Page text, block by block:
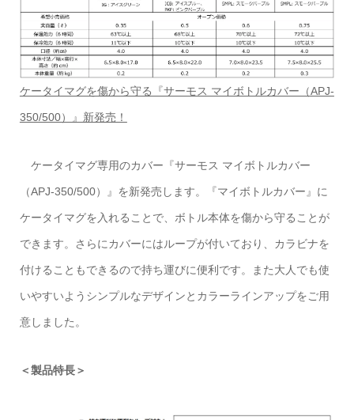
ケータイマグを傷から守る『サーモス マイボトルカバー（APJ-
350/500）』新発売！
ケータイマグ専用のカバー『サーモス マイボトルカバー
（APJ-350/500）』を新発売します。『マイボトルカバー』に
ケータイマグを入れることで、ボトル本体を傷から守ることが
できます。さらにカバーにはループが付いており、カラビナを
付けることもできるので持ち運びに便利です。また大人でも使
いやすいようシンプルなデザインとカラーラインアップをご用
意しました。
＜製品特長＞